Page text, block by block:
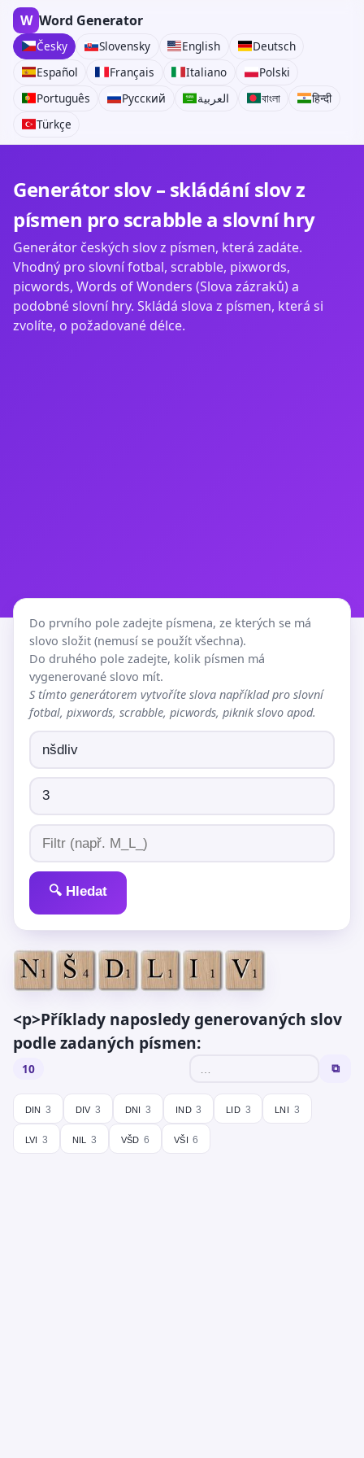
W Word Generator
Česky Slovensky English
Deutsch
Español
Français Italiano
Polski
Português
Русский العربية বাংলা
हिन्दी
Türkçe
Generátor slov – skládání slov z
písmen pro scrabble a slovní hry
Generátor českých slov z písmen, která zadáte.
Vhodný pro slovní fotbal, scrabble, pixwords,
picwords, Words of Wonders (Slova zázraků) a
podobné slovní hry. Skládá slova z písmen, která si
zvolíte, o požadované délce.
Do prvního pole zadejte písmena, ze kterých se má
slovo složit (nemusí se použít všechna).
Do druhého pole zadejte, kolik písmen má
vygenerované slovo mít.
S tímto generátorem vytvoříte slova například pro slovní
fotbal, pixwords, scrabble, picwords, piknik slovo apod.
🔍 Hledat
<p>Příklady naposledy generovaných slov
podle zadaných písmen:
10 ⧉
din 3 div 3 dni 3 ind 3 lid 3 lni 3
lvi 3 nil 3 všd 6 vši 6